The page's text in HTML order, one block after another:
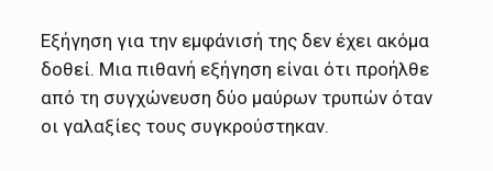
Εξήγηση για την εμφάνισή της δεν έχει ακόμα
δοθεί. Μια πιθανή εξήγηση είναι ότι προήλθε
από τη συγχώνευση δύο μαύρων τρυπών όταν
οι γαλαξίες τους συγκρούστηκαν.